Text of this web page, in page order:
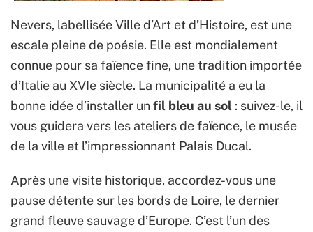
Nevers, labellisée Ville d’Art et d’Histoire, est une
escale pleine de poésie. Elle est mondialement
connue pour sa faïence fine, une tradition importée
d’Italie au XVIe siècle. La municipalité a eu la
bonne idée d’installer unfil bleu au sol : suivez-le, il
vous guidera vers les ateliers de faïence, le musée
de la ville et l’impressionnant Palais Ducal.
Après une visite historique, accordez-vous une
pause détente sur les bords de Loire, le dernier
grand fleuve sauvage d’Europe. C’est l’un des